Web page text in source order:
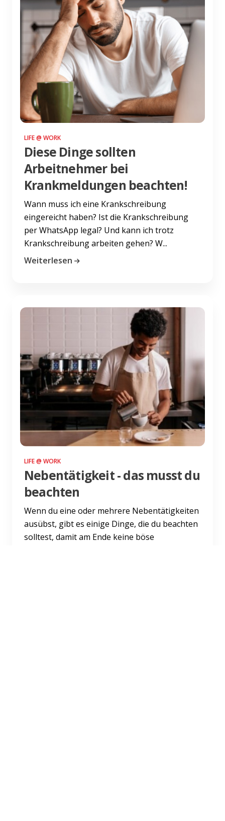
LIFE @ WORK
Diese Dinge sollten
Arbeitnehmer bei
Krankmeldungen beachten!
Wann muss ich eine Krankschreibung
eingereicht haben? Ist die Krankschreibung
per WhatsApp legal? Und kann ich trotz
Krankschreibung arbeiten gehen? W...
Weiterlesen
LIFE @ WORK
Nebentätigkeit - das musst du
beachten
Wenn du eine oder mehrere Nebentätigkeiten
ausübst, gibt es einige Dinge, die du beachten
solltest, damit am Ende keine böse